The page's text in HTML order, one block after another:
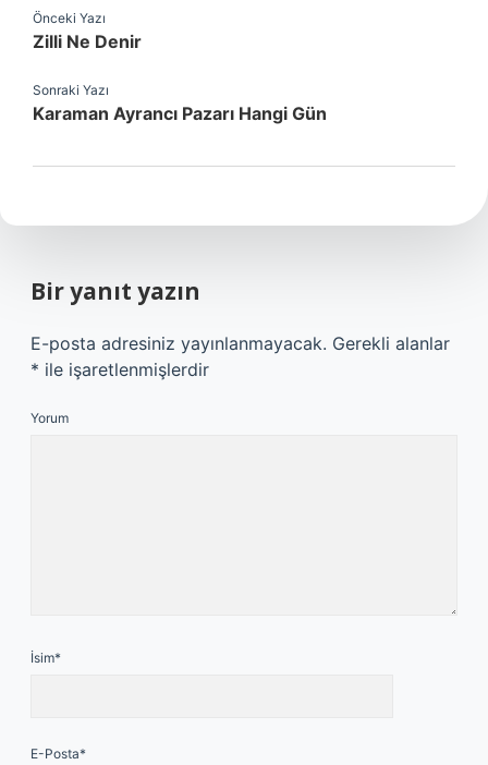
Önceki Yazı
Zilli Ne Denir
Sonraki Yazı
Karaman Ayrancı Pazarı Hangi Gün
Bir yanıt yazın
E-posta adresiniz yayınlanmayacak. Gerekli alanlar
* ile işaretlenmişlerdir
Yorum
İsim*
E-Posta*